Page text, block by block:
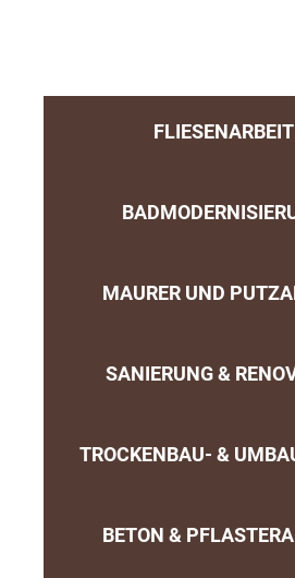
MAURER UND
SANIERUNG &
TROCKENBAU- &
BETON &